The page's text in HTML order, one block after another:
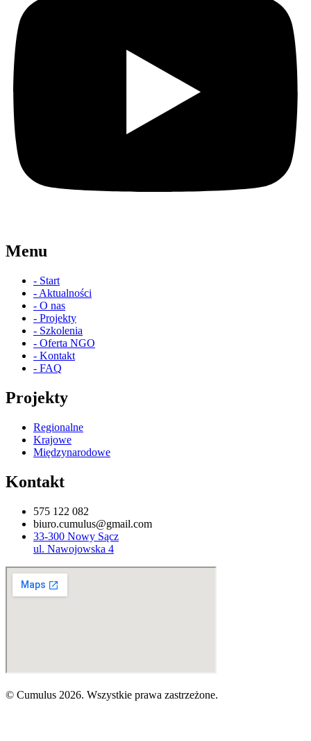
Menu
- Start
- Aktualności
- O nas
- Projekty
- Szkolenia
- Oferta NGO
- Kontakt
- FAQ
Projekty
Regionalne
Krajowe
Międzynarodowe
Kontakt
575 122 082
biuro.cumulus@gmail.com
33-300 Nowy Sącz
ul. Nawojowska 4
© Cumulus 2026. Wszystkie prawa zastrzeżone.